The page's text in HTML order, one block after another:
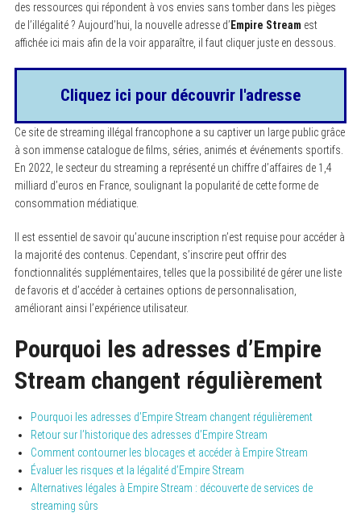
des ressources qui répondent à vos envies sans tomber dans les pièges
de l’illégalité ? Aujourd’hui, la nouvelle adresse d’ Empire Stream est
affichée ici mais afin de la voir apparaître, il faut cliquer juste en dessous.
Cliquez ici pour découvrir l'adresse
Ce site de streaming illégal francophone a su captiver un large public grâce
à son immense catalogue de films, séries, animés et événements sportifs.
En 2022, le secteur du streaming a représenté un chiffre d’affaires de 1,4
milliard d’euros en France, soulignant la popularité de cette forme de
consommation médiatique.
Il est essentiel de savoir qu’aucune inscription n’est requise pour accéder à
la majorité des contenus. Cependant, s’inscrire peut offrir des
fonctionnalités supplémentaires, telles que la possibilité de gérer une liste
de favoris et d’accéder à certaines options de personnalisation,
améliorant ainsi l’expérience utilisateur.
Pourquoi les adresses d’Empire
Stream changent régulièrement
Pourquoi les adresses d’Empire Stream changent régulièrement
Retour sur l’historique des adresses d’Empire Stream
Comment contourner les blocages et accéder à Empire Stream
Évaluer les risques et la légalité d’Empire Stream
Alternatives légales à Empire Stream : découverte de services de
streaming sûrs